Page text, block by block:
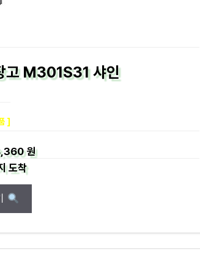
고 M301S31 샤인
]
원
도착